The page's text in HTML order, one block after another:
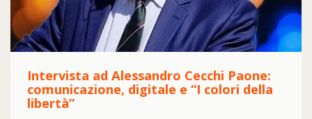
Intervista ad Alessandro Cecchi Paone:
comunicazione, digitale e “I colori della
libertà”